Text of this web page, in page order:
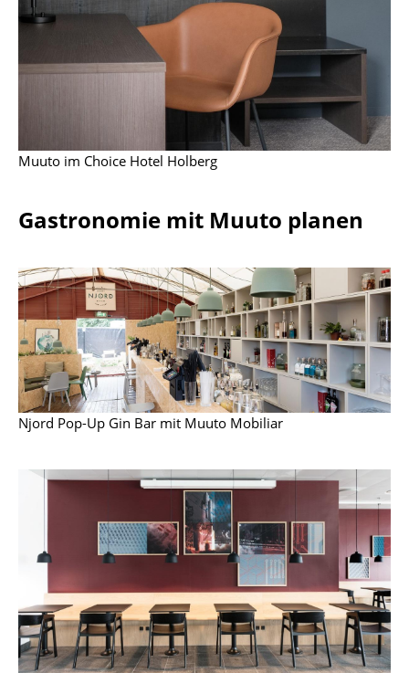
Einzelbetten
Stapelbetten
Nachttische & Bettzubehör
... alle Betten
Accessoires
Spiegel
Figuren & Miniaturen
Vasen
Tabletts
Büroutensilien
Aufbewahrungsboxen
Teppiche
Vorhänge
... alle Accessoires
Muuto im Choice Hotel Holberg
Gastronomie mit Muuto planen
Njord Pop-Up Gin Bar mit Muuto Mobiliar